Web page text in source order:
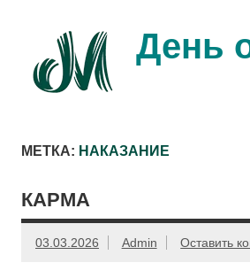
содержимому
День
МЕТКА: НАКАЗАНИЕ
КАРМА
03.03.2026 Admin Оставить